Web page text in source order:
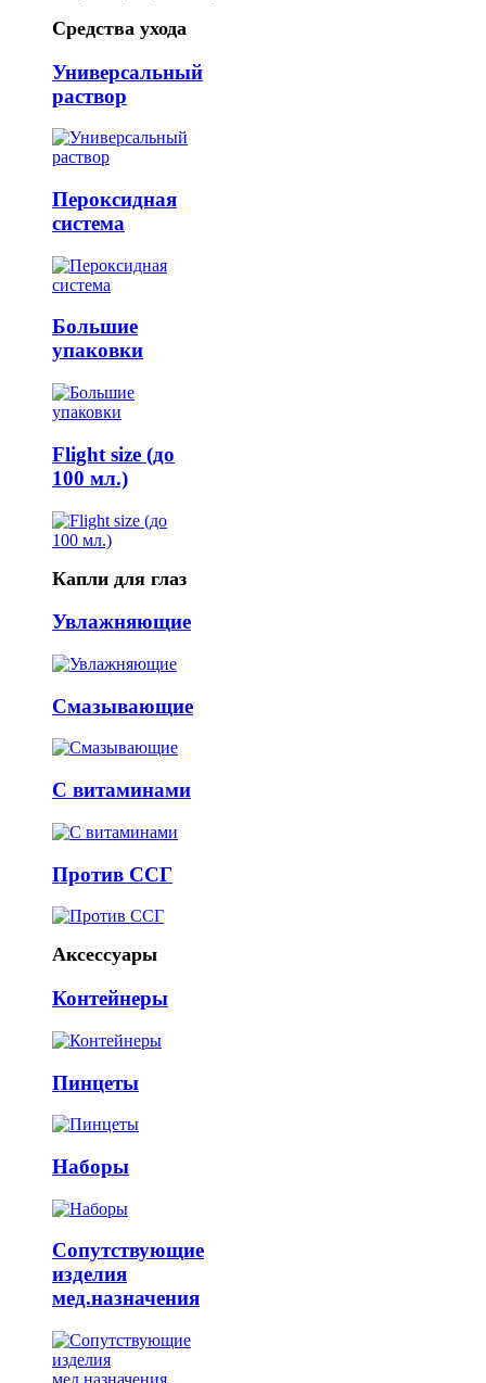
Средства ухода
Универсальный
раствор
Пероксидная
система
Большие
упаковки
Flight size (до
100 мл.)
Капли для глаз
Увлажняющие
Смазывающие
С витаминами
Против ССГ
Аксессуары
Контейнеры
Пинцеты
Наборы
Сопутствующие
изделия
мед.назначения